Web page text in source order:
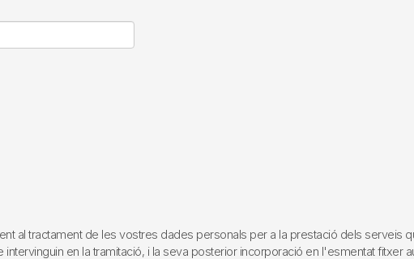
al tractament de les vostres dades personals per a la prestació dels serveis
en la tramitació, i la seva posterior incorporació en l'esmentat fitxer